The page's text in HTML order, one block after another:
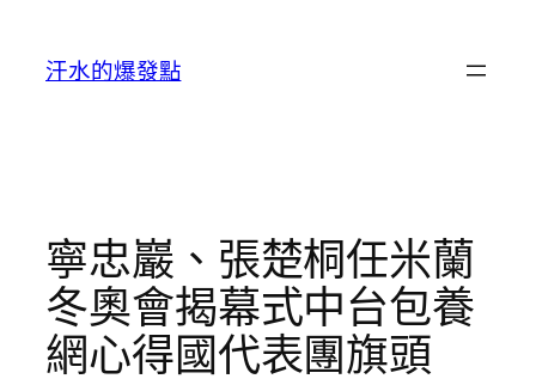
汗水的爆發點
寧忠巖、張楚桐任米蘭
冬奧會揭幕式中台包養
網心得國代表團旗頭